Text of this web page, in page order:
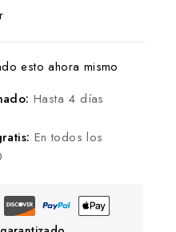
esto ahora mismo
Hasta 4 días
En todos los